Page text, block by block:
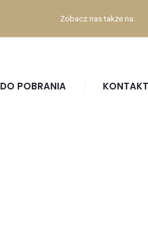
Zobacz nas także na:
DO POBRANIA KONTAKT